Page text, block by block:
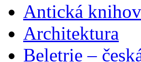
Antická
Architektura
Beletrie –